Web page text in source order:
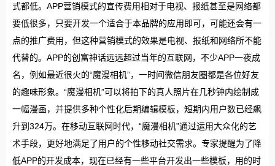
式都低。APP营销模式的宣传费用相对于电视、报纸甚至是网络都
要低很多，只要开发一个适合于本品牌的应用即可，可能还会有一
点的推广费用，但这种营销模式的效果是电视、报纸和网络所不能
代替的。APP的创富神话远远超过当年的互联网，不少APP一夜成
名，例如最近很火的“魔漫相机”，一时间微信朋友圈都是各位好友
的趣味形象。“魔漫相机”可以将拍下的真人照片在几秒钟内绘制成
一幅漫画，并提供多种个性化后期编辑模板，短期内用户数已经飙
升到324万。在移动互联网时代，“魔漫相机”通过运用大众化的艺
术手段，更好地满足了用户的个性移动社交需求。专家提醒为了降
低APP的开发成本，现在已经有一些平台开发出一些模板，用的时